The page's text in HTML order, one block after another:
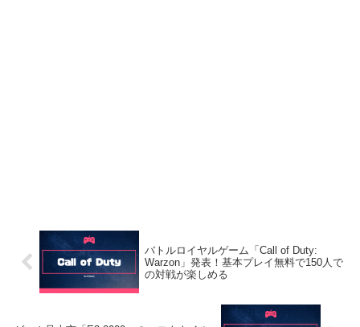
バトルロイヤルゲーム「Call of Duty:
Warzon」発表！基本プレイ無料で150人で
の対戦が楽しめる